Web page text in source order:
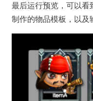
最后运行预览，可以看
制作的物品模板，以及